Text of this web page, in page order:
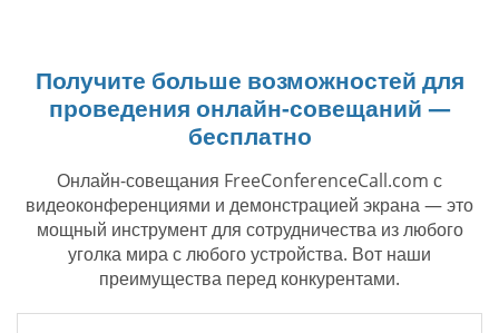
Получите больше возможностей для
проведения онлайн-совещаний —
бесплатно
Онлайн-совещания FreeConferenceCall.com с
видеоконференциями и демонстрацией экрана — это
мощный инструмент для сотрудничества из любого
уголка мира с любого устройства. Вот наши
преимущества перед конкурентами.